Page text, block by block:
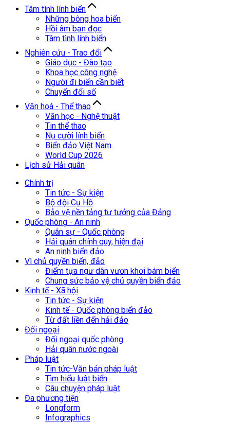
Tâm tình lính biển
Những bông hoa biển
Hồi âm bạn đọc
Tâm tình lính biển
Nghiên cứu - Trao đổi
Giáo dục - Đào tạo
Khoa học công nghệ
Người đi biển cần biết
Chuyển đổi số
Văn hoá - Thể thao
Văn học - Nghệ thuật
Tin thể thao
Nụ cười lính biển
Biển đảo Việt Nam
World Cup 2026
Lịch sử Hải quân
Chính trị
Tin tức - Sự kiện
Bộ đội Cụ Hồ
Bảo vệ nền tảng tư tưởng của Đảng
Quốc phòng - An ninh
Quân sự - Quốc phòng
Hải quân chính quy, hiện đại
An ninh biển đảo
Vì chủ quyền biển, đảo
Điểm tựa ngư dân vươn khơi bám biển
Chung sức bảo vệ chủ quyền biển đảo
Kinh tế - Xã hội
Tin tức - Sự kiện
Kinh tế - Quốc phòng biển đảo
Từ đất liền đến hải đảo
Đối ngoại
Đối ngoại quốc phòng
Hải quân nước ngoài
Pháp luật
Tin tức-Văn bản pháp luật
Tìm hiểu luật biển
Câu chuyện pháp luật
Đa phương tiện
Longform
Infographics